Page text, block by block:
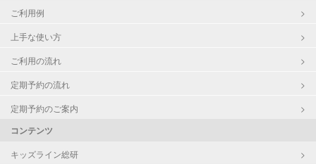
ご利用例
上手な使い方
ご利用の流れ
定期予約の流れ
定期予約のご案内
コンテンツ
キッズライン総研